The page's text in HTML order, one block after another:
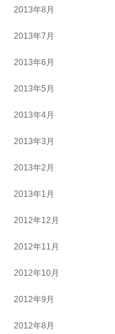
2013年8月
2013年7月
2013年6月
2013年5月
2013年4月
2013年3月
2013年2月
2013年1月
2012年12月
2012年11月
2012年10月
2012年9月
2012年8月